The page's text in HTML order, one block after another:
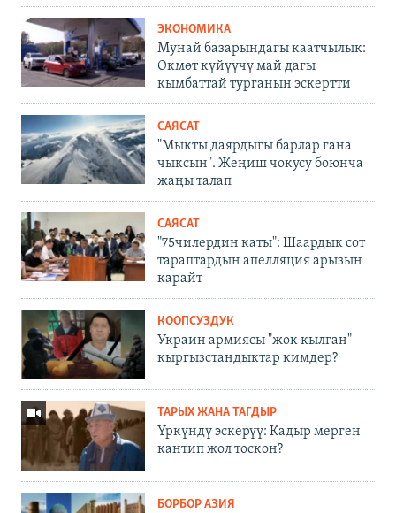
ЭКОНОМИКА
Мунай базарындагы каатчылык:
Өкмөт күйүүчү май дагы
кымбаттай турганын эскертти
САЯСАТ
"Мыкты даярдыгы барлар гана
чыксын". Жеңиш чокусу боюнча
жаңы талап
САЯСАТ
"75чилердин каты": Шаардык сот
тараптардын апелляция арызын
карайт
КООПСУЗДУК
Украин армиясы "жок кылган"
кыргызстандыктар кимдер?
ТАРЫХ ЖАНА ТАГДЫР
Үркүндү эскерүү: Кадыр мерген
кантип жол тоскон?
БОРБОР АЗИЯ